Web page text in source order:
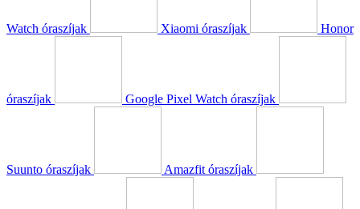
Watch óraszíjak Xiaomi óraszíjak Honor
óraszíjak Google Pixel Watch óraszíjak
Suunto óraszíjak Amazfit óraszíjak